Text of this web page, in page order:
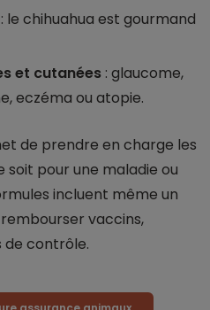
: le chihuahua est gourmand
et cutanées : glaucome,
eczéma ou atopie.
de prendre en charge les
soit pour une maladie ou
incluent même un
vaccins,
de contrôle.